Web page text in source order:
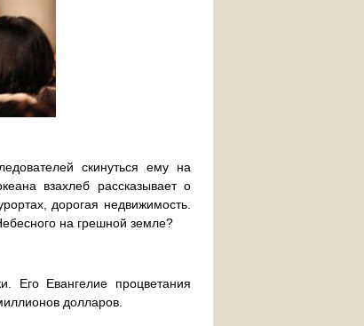
скинуться ему на
взахлеб рассказывает о
дорогая недвижимость.
на грешной земле?
Его Евангелие процветания
долларов.